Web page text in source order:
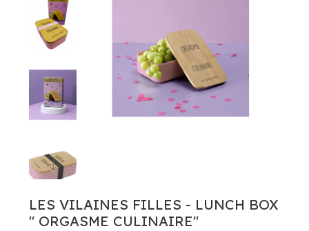
LES VILAINES FILLES - LUNCH BOX
" ORGASME CULINAIRE"